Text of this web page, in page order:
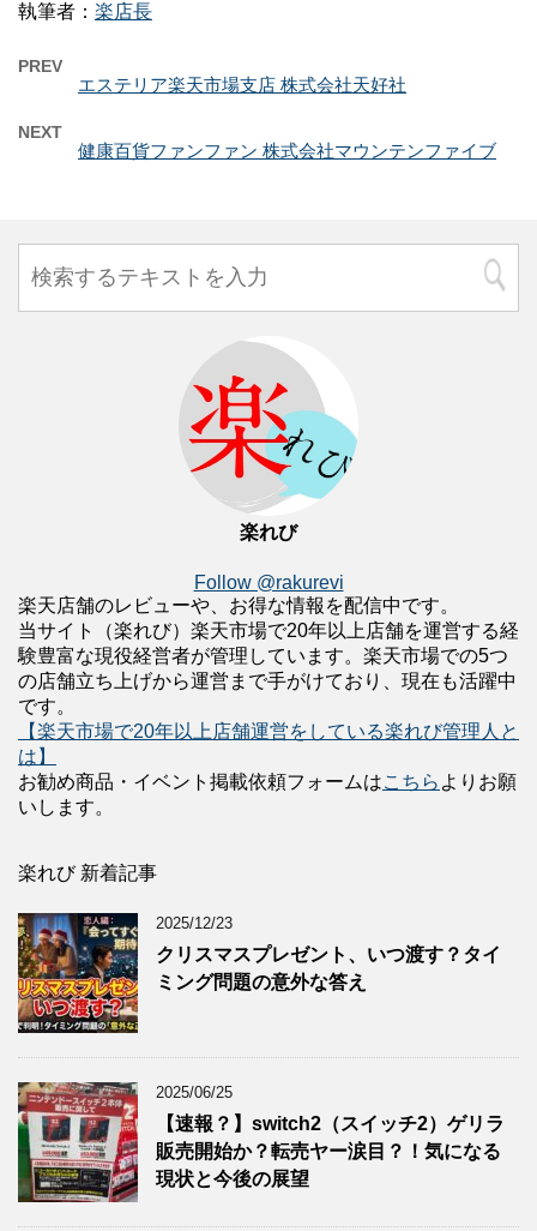
執筆者： 楽店長
PREV
エステリア楽天市場支店 株式会社天好社
NEXT
健康百貨ファンファン 株式会社マウンテンファイブ
楽れび
Follow @rakurevi
楽天店舗のレビューや、お得な情報を配信中です。
当サイト（楽れび）楽天市場で20年以上店舗を運営する経
験豊富な現役経営者が管理しています。楽天市場での5つ
の店舗立ち上げから運営まで手がけており、現在も活躍中
です。
【楽天市場で20年以上店舗運営をしている楽れび管理人と
は】
お勧め商品・イベント掲載依頼フォームはこちら よりお願
いします。
楽れび 新着記事
2025/12/23
クリスマスプレゼント、いつ渡す？タイ
ミング問題の意外な答え
2025/06/25
【速報？】switch2（スイッチ2）ゲリラ
販売開始か？転売ヤー涙目？！気になる
現状と今後の展望